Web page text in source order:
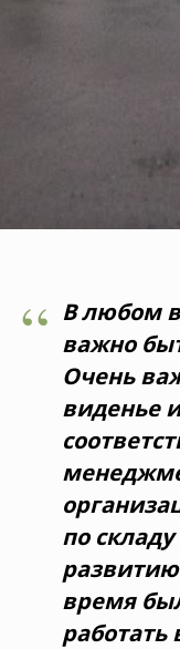
“ В любом
важно
Очень
виденье
по
развитию
время
работать